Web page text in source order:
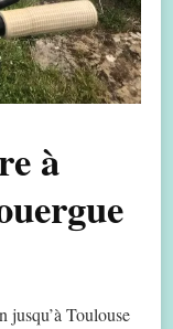
à
jusqu’à Toulouse